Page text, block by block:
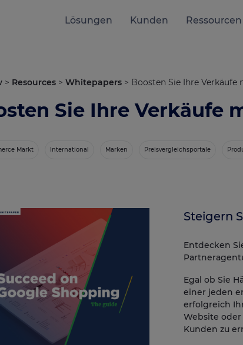
Lösungen Kunden Ressourcen
> Resources > Whitepapers > Boosten Sie Ihre Verkäufe
Sie Ihre Verkäufe
Markt International Marken Preisvergleichsportale
Steigern
Entdecken
Egal ob Sie
einer jeden
erfolgreich
Website
Kunden zu